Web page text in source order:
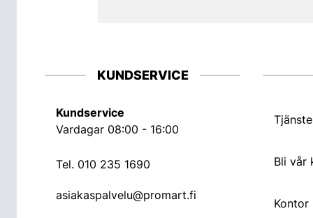
KUNDSERVICE
Kundservice
Vardagar 08:00 - 16:00
Tel. 010 235 1690
asiakaspalvelu@promart.fi
Bli vår
Kontor